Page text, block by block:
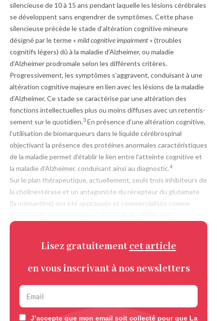
silencieuse de 10 à 15 ans pendant laquelle les lésions cérébrales
se développent sans engendrer de symptômes. Cette phase
silencieuse précède le stade d’altération cognitive mineure
désigné par le terme « mild cognitive impairment » (troubles
cognitifs légers) dû à la maladie d’Alzheimer, ou maladie
d’Alzheimer prodromale selon les différents critères.
Progressivement, les symptômes s’aggravent, conduisant à une
altération cognitive majeure en lien avec les lésions de la maladie
d’Alzheimer. Ce stade se caractérise par une altération des
fonctions intellectuelles plus ou moins diffuses avec un retentis­
sement sur le quotidien.3 En présence d’une altération cognitive,
l’utilisation de biomarqueurs dans le liquide cérébrospinal
objectivant la présence des protéines anormales caractéristiques
de la maladie permet d’établir le lien entre l’atteinte cognitive et
la maladie d’Alzheimer, conduisant ainsi au diagnostic.4
Sur le plan thérapeutique, actuellement, seuls trois inhibiteurs de
la cholinestérase et un antagoniste du récepteur du glutamate
(la mémantine) ont été approuvés et commercialisés comme
Lisez gratuitement cet article
en vous inscrivant à nos newsletters
J’accepte que mon email soit collecté pour que La